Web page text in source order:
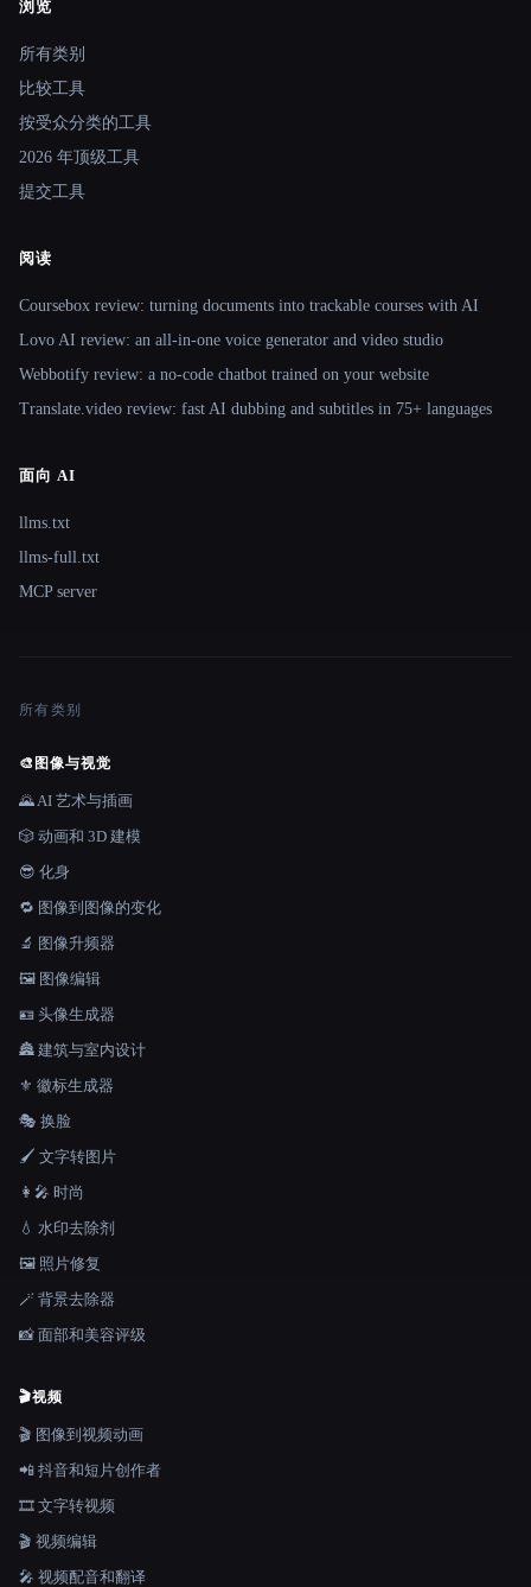
Site navigation
浏览
所有类别
比较工具
按受众分类的工具
2026 年顶级工具
提交工具
阅读
Coursebox review: turning documents into trackable courses with AI
Lovo AI review: an all-in-one voice generator and video studio
Webbotify review: a no-code chatbot trained on your website
Translate.video review: fast AI dubbing and subtitles in 75+ languages
面向 AI
llms.txt
llms-full.txt
MCP server
所有类别
🎨 图像与视觉
🌄 AI 艺术与插画
🎲 动画和 3D 建模
😎 化身
🔁 图像到图像的变化
🔬 图像升频器
🖼️ 图像编辑
🪪 头像生成器
🏯 建筑与室内设计
⚜️ 徽标生成器
🎭 换脸
🖌️ 文字转图片
👩‍🎤 时尚
💧 水印去除剂
🖼️ 照片修复
🪄 背景去除器
📸 面部和美容评级
🎬视频
🎬 图像到视频动画
📲 抖音和短片创作者
🎞️ 文字转视频
🎬 视频编辑
🎤 视频配音和翻译